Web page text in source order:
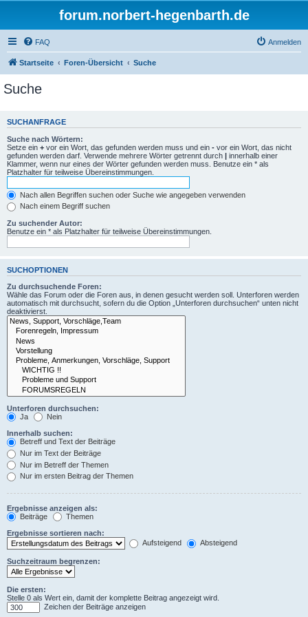
forum.norbert-hegenbarth.de
FAQ Anmelden
Startseite Foren-Übersicht Suche
Suche
SUCHANFRAGE
Suche nach Wörtern:
Setze ein + vor ein Wort, das gefunden werden muss und ein - vor ein Wort, das nicht
gefunden werden darf. Verwende mehrere Wörter getrennt durch | innerhalb einer
Klammer, wenn nur eines der Wörter gefunden werden muss. Benutze ein * als
Platzhalter für teilweise Übereinstimmungen.
Nach allen Begriffen suchen oder Suche wie angegeben verwenden
Nach einem Begriff suchen
Zu suchender Autor:
Benutze ein * als Platzhalter für teilweise Übereinstimmungen.
SUCHOPTIONEN
Zu durchsuchende Foren:
Wähle das Forum oder die Foren aus, in denen gesucht werden soll. Unterforen werden
automatisch mit durchsucht, sofern du die Option „Unterforen durchsuchen“ unten nicht
deaktivierst.
Unterforen durchsuchen:
Ja
Nein
Innerhalb suchen:
Betreff und Text der Beiträge
Nur im Text der Beiträge
Nur im Betreff der Themen
Nur im ersten Beitrag der Themen
Ergebnisse anzeigen als:
Beiträge
Themen
Ergebnisse sortieren nach:
Aufsteigend
Absteigend
Suchzeitraum begrenzen:
Die ersten:
Stelle 0 als Wert ein, damit der komplette Beitrag angezeigt wird.
Zeichen der Beiträge anzeigen